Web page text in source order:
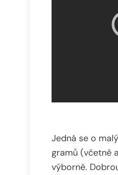
Jedná se o
gramů (včetně
výborně.